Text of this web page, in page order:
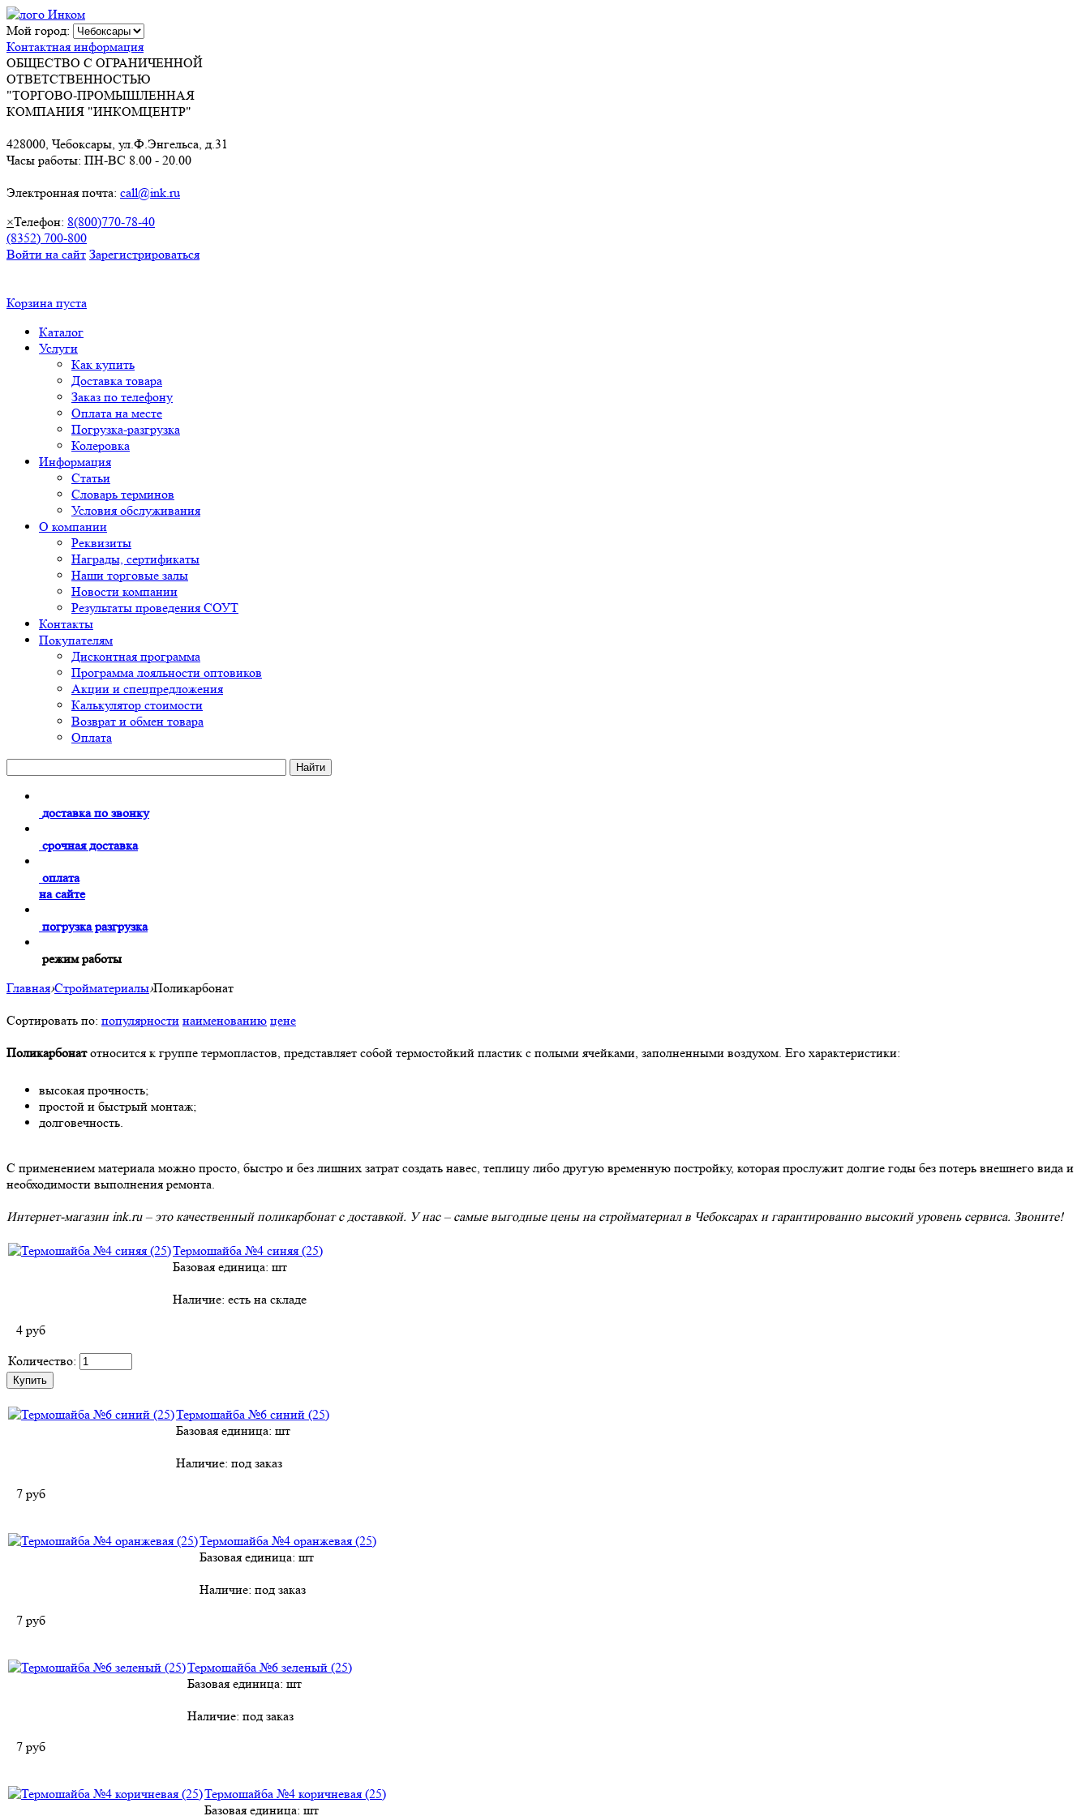
Мой город:
Контактная информация
ОБЩЕСТВО С ОГРАНИЧЕННОЙ
ОТВЕТСТВЕННОСТЬЮ
"ТОРГОВО-ПРОМЫШЛЕННАЯ
КОМПАНИЯ "ИНКОМЦЕНТР"
428000, Чебоксары, ул.Ф.Энгельса, д.31
Часы работы: ПН-ВС 8.00 - 20.00
Электронная почта: call@ink.ru
×Телефон: 8(800)770-78-40
(8352) 700-800
Войти на сайт Зарегистрироваться
Корзина пуста
Каталог
Услуги
Как купить
Доставка товара
Заказ по телефону
Оплата на месте
Погрузка-разгрузка
Колеровка
Информация
Статьи
Словарь терминов
Условия обслуживания
О компании
Реквизиты
Награды, сертификаты
Наши торговые залы
Новости компании
Результаты проведения СОУТ
Контакты
Покупателям
Дисконтная программа
Программа лояльности оптовиков
Акции и спецпредложения
Калькулятор стоимости
Возврат и обмен товара
Оплата
доставка по звонку
срочная доставка
оплата
на сайте
погрузка разгрузка
режим работы
Главная›Стройматериалы›Поликарбонат
Сортировать по: популярности наименованию цене
Поликарбонатотносится к группе термопластов, представляет собой термостойкий пластик с полыми ячейками, заполненными воздухом. Его характеристики:
высокая прочность;
простой и быстрый монтаж;
долговечность.
С применением материала можно просто, быстро и без лишних затрат создать навес, теплицу либо другую временную постройку, которая прослужит долгие годы без потерь внешнего вида и
необходимости выполнения ремонта.
Интернет-магазин ink.ru – это качественный поликарбонат с доставкой. У нас – самые выгодные цены на стройматериал в Чебоксарах и гарантированно высокий уровень сервиса. Звоните!
Термошайба №4 синяя (25)
Базовая единица: шт
Наличие: есть на складе
4 руб
Количество:
Термошайба №6 синий (25)
Базовая единица: шт
Наличие: под заказ
7 руб
Термошайба №4 оранжевая (25)
Базовая единица: шт
Наличие: под заказ
7 руб
Термошайба №6 зеленый (25)
Базовая единица: шт
Наличие: под заказ
7 руб
Термошайба №4 коричневая (25)
Базовая единица: шт